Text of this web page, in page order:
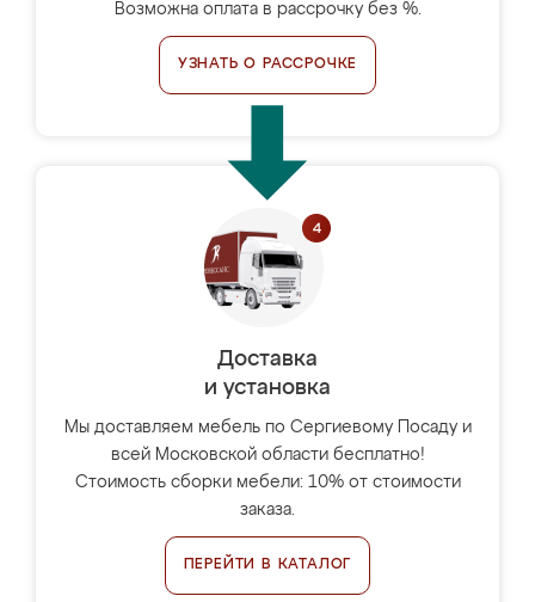
Возможна оплата в рассрочку без %.
УЗНАТЬ О РАССРОЧКЕ
Доставка
и установка
Мы доставляем мебель по Сергиевому Посаду и
всей Московской области бесплатно!
Стоимость сборки мебели: 10% от стоимости
заказа.
ПЕРЕЙТИ В КАТАЛОГ